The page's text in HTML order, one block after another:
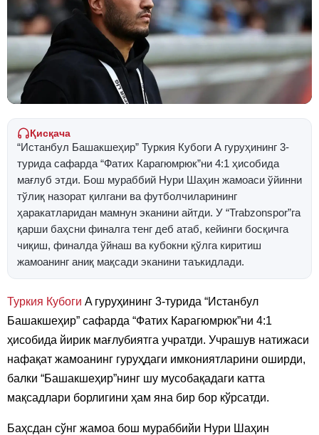
Қисқача
“Истанбул Башакшеҳир” Туркия Кубоги А гуруҳининг 3-
турида сафарда “Фатих Карагюмрюк”ни 4:1 ҳисобида
мағлуб этди. Бош мураббий Нури Шаҳин жамоаси ўйинни
тўлиқ назорат қилгани ва футболчиларининг
ҳаракатларидан мамнун эканини айтди. У “Trabzonspor”га
қарши баҳсни финалга тенг деб атаб, кейинги босқичга
чиқиш, финалда ўйнаш ва кубокни қўлга киритиш
жамоанинг аниқ мақсади эканини таъкидлади.
Туркия Кубоги A гуруҳининг 3-турида “Истанбул
Башакшеҳир” сафарда “Фатих Карагюмрюк”ни 4:1
ҳисобида йирик мағлубиятга учратди. Учрашув натижаси
нафақат жамоанинг гуруҳдаги имкониятларини оширди,
балки “Башакшеҳир”нинг шу мусобақадаги катта
мақсадлари борлигини ҳам яна бир бор кўрсатди.
Баҳсдан сўнг жамоа бош мураббийи Нури Шаҳин